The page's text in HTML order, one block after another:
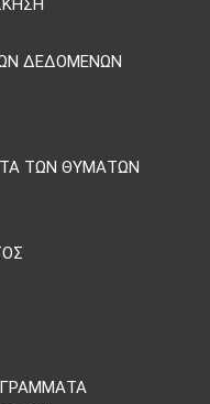
ΔΕΔΟΜΕΝΩΝ
ΤΩΝ ΘΥΜΆΤΩΝ